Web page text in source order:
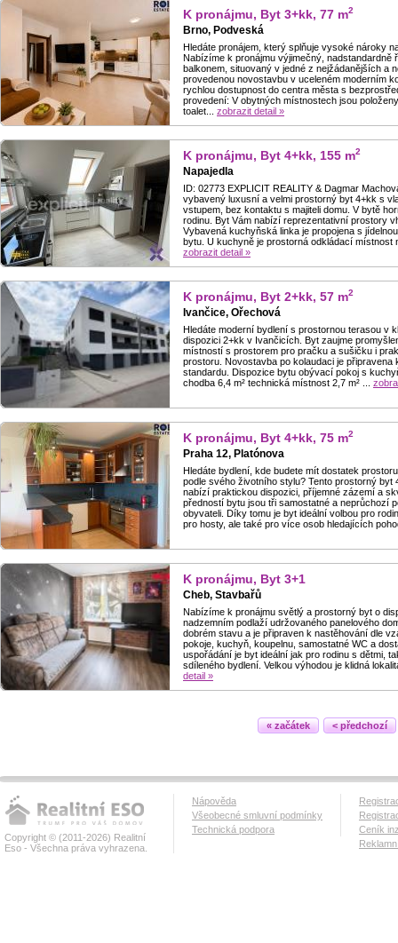
K pronájmu, Byt 3+kk, 77 m2
Brno, Podveská
Hledáte pronájem, který splňuje vysoké nároky
Nabízíme k pronájmu výjimečný,
balkonem, situovaný v jedné z nejžádanějších a
provedenou novostavbu v uceleném moderním
rychlou dostupnost do centra města s
provedení: V obytných místnostech jsou
toalet... zobrazit detail »
K pronájmu, Byt 4+kk, 155 m2
Napajedla
ID: 02773 EXPLICIT REALITY & Dagmar
vybavený luxusní a velmi prostorný byt 4+kk s
vstupem, bez kontaktu s majiteli domu. V bytě
rodinu. Byt Vám nabízí reprezentativní prostory
Vybavená kuchyňská linka je propojena s
bytu. U kuchyně je prostorná odkládací místnost
zobrazit detail »
K pronájmu, Byt 2+kk, 57 m2
Ivančice, Ořechová
Hledáte moderní bydlení s prostornou terasou v
dispozici 2+kk v Ivančicích. Byt zaujme
místností s prostorem pro pračku a sušičku i
prostoru. Novostavba po kolaudaci je
standardu. Dispozice bytu obývací pokoj s
chodba 6,4 m² technická místnost 2,7 m² ...
K pronájmu, Byt 4+kk, 75 m2
Praha 12, Platónova
Hledáte bydlení, kde budete mít dostatek
podle svého životního stylu? Tento prostorný byt
nabízí praktickou dispozici, příjemné zázemí a
předností bytu jsou tři samostatné a neprůchozí
obyvateli. Díky tomu je byt ideální volbou pro
pro hosty, ale také pro více osob hledajících
K pronájmu, Byt 3+1
Cheb, Stavbařů
Nabízíme k pronájmu světlý a prostorný byt o
nadzemním podlaží udržovaného panelového
dobrém stavu a je připraven k nastěhování dle
pokoje, kuchyň, koupelnu, samostatné WC a
uspořádání je byt ideální jak pro rodinu s dětmi,
sdíleného bydlení. Velkou výhodou je klidná
detail »
« začátek < předchozí
Copyright © (2011-2026) Realitní
Eso - Všechna práva vyhrazena.
Nápověda
Všeobecné smluvní podmínky
Technická podpora
Ceník